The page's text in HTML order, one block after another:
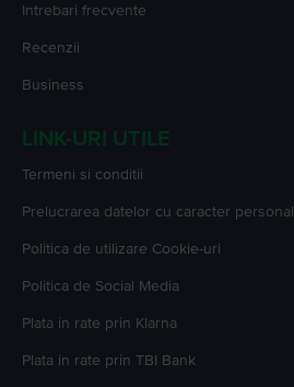
Intrebari frecvente
Recenzii
Business
LINK-URI UTILE
Termeni si conditii
Prelucrarea datelor cu caracter personal
Politica de utilizare Cookie-uri
Politica de Social Media
Plata in rate prin Klarna
Plata in rate prin TBI Bank